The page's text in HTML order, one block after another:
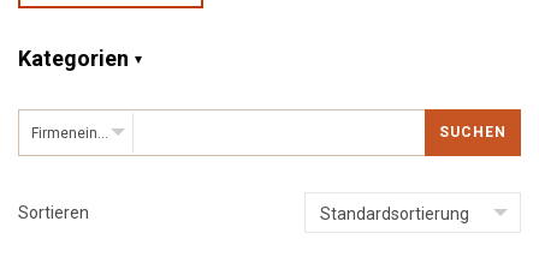
Kategorien
SUCHEN
Sortieren Standardsortierung